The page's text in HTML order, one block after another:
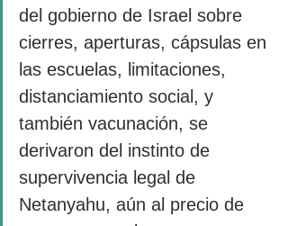
del gobierno de Israel sobre
cierres, aperturas, cápsulas en
las escuelas, limitaciones,
distanciamiento social, y
también vacunación, se
derivaron del instinto de
supervivencia legal de
Netanyahu, aún al precio de